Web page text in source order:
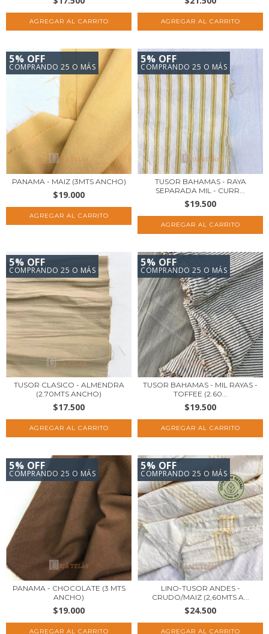
5% OFF
COMPRANDO 25 O MÁS
PANAMA - MAIZ (3MTS ANCHO)
$19.000
5% OFF
COMPRANDO 25 O MÁS
TUSOR BAHAMAS - RAYA
SEPARADA MIL - CURR...
$19.500
5% OFF
COMPRANDO 25 O MÁS
TUSOR CLASICO - ALMENDRA
(2.70MTS ANCHO)
$17.500
5% OFF
COMPRANDO 25 O MÁS
TUSOR BAHAMAS - MIL RAYAS -
TOFFEE (2.60...
$19.500
5% OFF
COMPRANDO 25 O MÁS
PANAMA - CHOCOLATE (3 MTS
ANCHO)
$19.000
5% OFF
COMPRANDO 25 O MÁS
LINO-TUSOR ANDES -
CRUDO/MAIZ (2,60MTS A...
$24.500